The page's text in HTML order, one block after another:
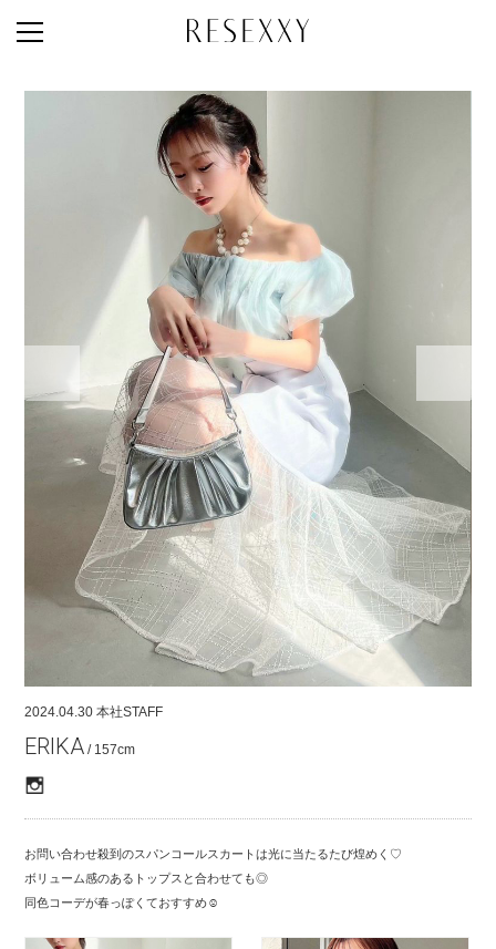
2024.04.30 本社STAFF
ERIKA / 157cm
お問い合わせ殺到のスパンコールスカートは光に当たるたび煌めく♡
ボリューム感のあるトップスと合わせても◎
同色コーデが春っぽくておすすめ☺︎
NEW ARRIVAL
STYLE PHOTO
SHOP LIST
ONLINE STORE
COMPANY
CONTACT